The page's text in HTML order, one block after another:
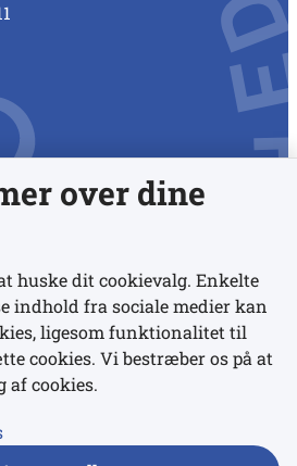
over dine
huske dit cookievalg. Enkelte
indhold fra sociale medier kan
ligesom funktionalitet til
cookies. Vi bestræber os på at
af cookies.